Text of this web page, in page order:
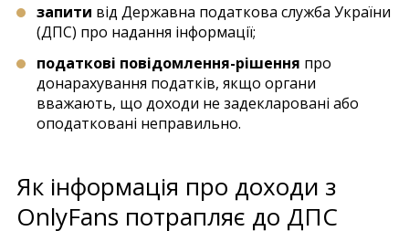
запити від Державна податкова служба України
(ДПС) про надання інформації;
податкові повідомлення-рішення про
донарахування податків, якщо органи
вважають, що доходи не задекларовані або
оподатковані неправильно.
Як інформація про доходи з
OnlyFans потрапляє до ДПС